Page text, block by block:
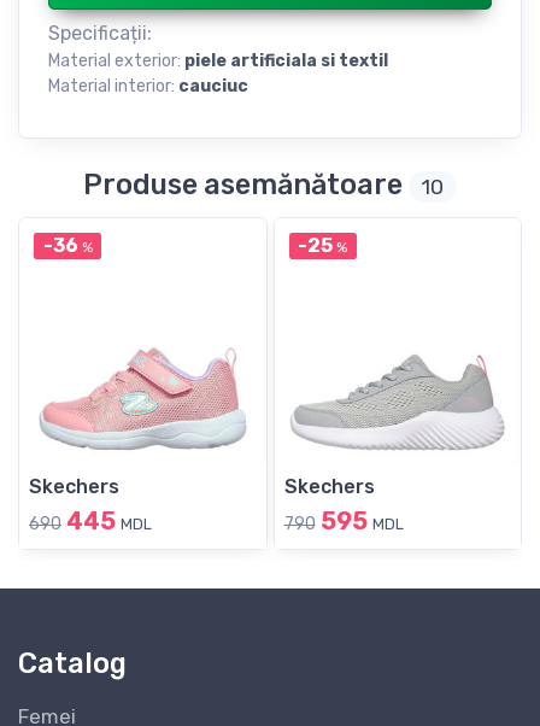
Specificații:
Material exterior: piele artificiala si textil
Material interior: cauciuc
Produse asemănătoare 10
-36 %
Skechers
690 445 MDL
-25 %
Skechers
790 595 MDL
Catalog
Femei